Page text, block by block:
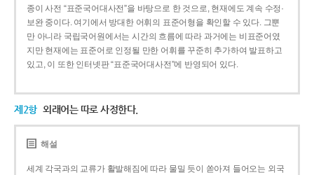
종이 사전 “표준국어대사전”을 바탕으로 한 것으로, 현재에도 계속 수정·
보완 중이다. 여기에서 방대한 어휘의 표준어형을 확인할 수 있다. 그뿐
만 아니라 국립국어원에서는 시간의 흐름에 따라 과거에는 비표준어였
지만 현재에는 표준어로 인정될 만한 어휘를 꾸준히 추가하여 발표하고
있고, 이 또한 인터넷판 “표준국어대사전”에 반영되어 있다.
제2항 외래어는 따로 사정한다.
해설
세계 각국과의 교류가 활발해짐에 따라 물밀 듯이 쏟아져 들어오는 외국